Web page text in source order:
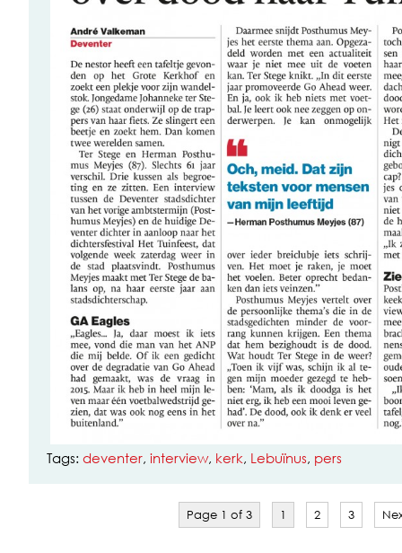
Tags: deventer, interview, kerk, Lebuïnus, pers
Page 1 of 3 1 2 3